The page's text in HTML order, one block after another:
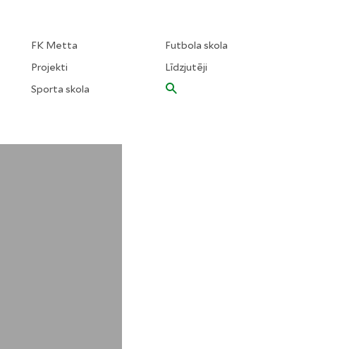
FK Metta
Projekti
Sporta skola
Futbola skola
Līdzjutēji